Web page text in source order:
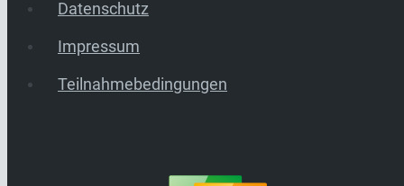
Datenschutz
Impressum
Teilnahmebedingungen